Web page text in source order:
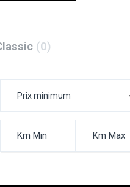
(0)